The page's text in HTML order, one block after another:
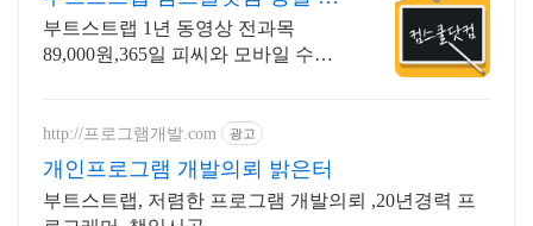
청&결제시 기프티콘!
부트스트랩 1년 동영상 전과목
89,000원,365일 피씨와 모바일 수강
http://프로그램개발.com 광고
개인프로그램 개발의뢰 밝은터
부트스트랩, 저렴한 프로그램 개발의뢰 ,20년경력 프